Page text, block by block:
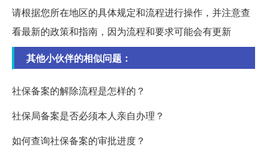
请根据您所在地区的具体规定和流程进行操作，并注意查
看最新的政策和指南，因为流程和要求可能会有更新
其他小伙伴的相似问题：
社保备案的解除流程是怎样的？
社保局备案是否必须本人亲自办理？
如何查询社保备案的审批进度？